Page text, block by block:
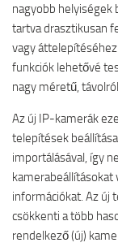
nagyobb helyiségek
tartva drasztikusan
vagy
funkciók lehetővé
nagy méretű,
Az új IP-kamerák
telepítések
importálásával, így
kamerabeállításokat
információkat. Az új
csökkenti a több
rendelkező (új)